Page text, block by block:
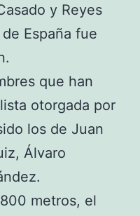
y Reyes
España fue
que han
otorgada por
los de Juan
Álvaro
metros, el